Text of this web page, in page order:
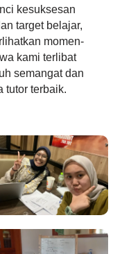
kesuksesan
target belajar,
momen-
kami terlibat
semangat dan
tutor terbaik.